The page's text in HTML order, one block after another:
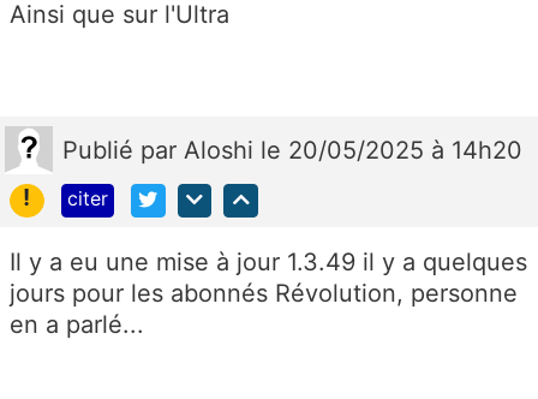
Ainsi que sur l'Ultra
Publié par Aloshi le 20/05/2025 à 14h20
!
citer
Il y a eu une mise à jour 1.3.49 il y a quelques
jours pour les abonnés Révolution, personne
en a parlé...